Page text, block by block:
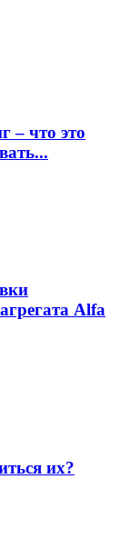
– что это
Alfa
их?